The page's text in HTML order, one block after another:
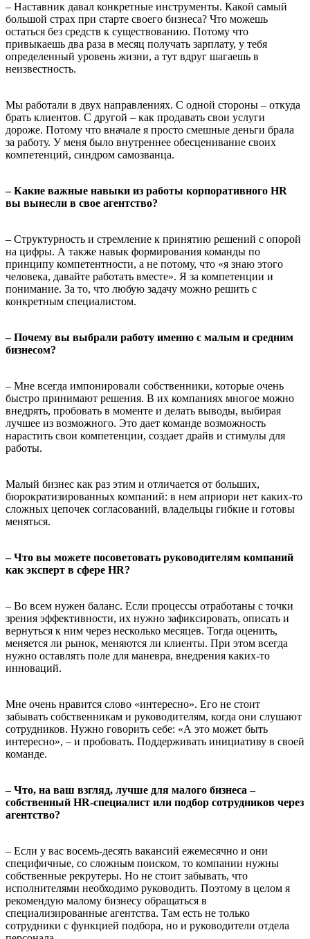
– Наставник давал конкретные инструменты. Какой самый
большой страх при старте своего бизнеса? Что можешь
остаться без средств к существованию. Потому что
привыкаешь два раза в месяц получать зарплату, у тебя
определенный уровень жизни, а тут вдруг шагаешь в
неизвестность.
Мы работали в двух направлениях. С одной стороны – откуда
брать клиентов. С другой – как продавать свои услуги
дороже. Потому что вначале я просто смешные деньги брала
за работу. У меня было внутреннее обесценивание своих
компетенций, синдром самозванца.
– Какие важные навыки из работы корпоративного HR
вы вынесли в свое агентство?
– Структурность и стремление к принятию решений с опорой
на цифры. А также навык формирования команды по
принципу компетентности, а не потому, что «я знаю этого
человека, давайте работать вместе». Я за компетенции и
понимание. За то, что любую задачу можно решить с
конкретным специалистом.
– Почему вы выбрали работу именно с малым и средним
бизнесом?
– Мне всегда импонировали собственники, которые очень
быстро принимают решения. В их компаниях многое можно
внедрять, пробовать в моменте и делать выводы, выбирая
лучшее из возможного. Это дает команде возможность
нарастить свои компетенции, создает драйв и стимулы для
работы.
Малый бизнес как раз этим и отличается от больших,
бюрократизированных компаний: в нем априори нет каких-то
сложных цепочек согласований, владельцы гибкие и готовы
меняться.
– Что вы можете посоветовать руководителям компаний
как эксперт в сфере HR?
– Во всем нужен баланс. Если процессы отработаны с точки
зрения эффективности, их нужно зафиксировать, описать и
вернуться к ним через несколько месяцев. Тогда оценить,
меняется ли рынок, меняются ли клиенты. При этом всегда
нужно оставлять поле для маневра, внедрения каких-то
инноваций.
Мне очень нравится слово «интересно». Его не стоит
забывать собственникам и руководителям, когда они слушают
сотрудников. Нужно говорить себе: «А это может быть
интересно», – и пробовать. Поддерживать инициативу в своей
команде.
– Что, на ваш взгляд, лучше для малого бизнеса –
собственный HR-специалист или подбор сотрудников через
агентство?
– Если у вас восемь-десять вакансий ежемесячно и они
специфичные, со сложным поиском, то компании нужны
собственные рекрутеры. Но не стоит забывать, что
исполнителями необходимо руководить. Поэтому в целом я
рекомендую малому бизнесу обращаться в
специализированные агентства. Там есть не только
сотрудники с функцией подбора, но и руководители отдела